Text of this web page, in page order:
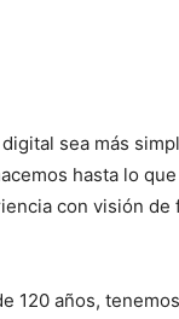
sea más
hasta lo
con visión de
120 años,